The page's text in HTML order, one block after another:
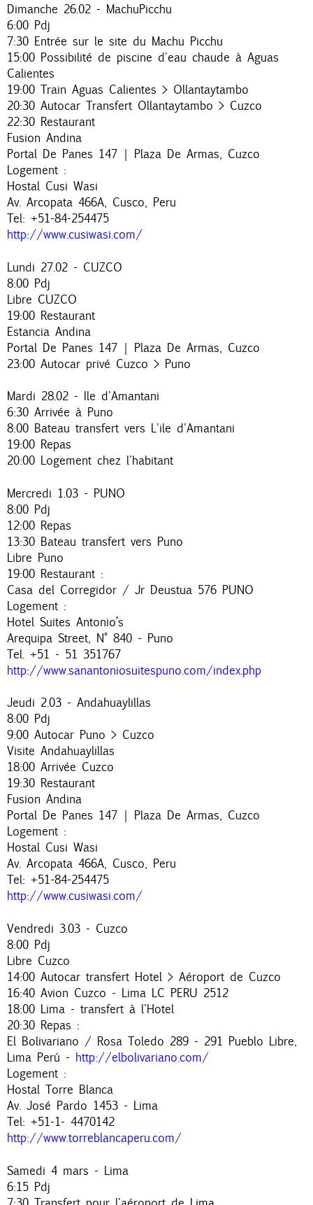
Dimanche 26.02 - MachuPicchu
6:00 Pdj
7:30 Entrée sur le site du Machu Picchu
15:00 Possibilité de piscine d'eau chaude à Aguas
Calientes
19:00 Train Aguas Calientes > Ollantaytambo
20:30 Autocar Transfert Ollantaytambo > Cuzco
22:30 Restaurant
Fusion Andina
Portal De Panes 147 | Plaza De Armas, Cuzco
Logement :
Hostal Cusi Wasi
Av. Arcopata 466A, Cusco, Peru
Tel: +51-84-254475
http://www.cusiwasi.com/
Lundi 27.02 - CUZCO
8:00 Pdj
Libre CUZCO
19:00 Restaurant
Estancia Andina
Portal De Panes 147 | Plaza De Armas, Cuzco
23:00 Autocar privé Cuzco > Puno
Mardi 28.02 - Ile d'Amantani
6:30 Arrivée à Puno
8:00 Bateau transfert vers L'ile d'Amantani
19:00 Repas
20:00 Logement chez l'habitant
Mercredi 1.03 - PUNO
8:00 Pdj
12:00 Repas
13:30 Bateau transfert vers Puno
Libre Puno
19:00 Restaurant :
Casa del Corregidor / Jr Deustua 576 PUNO
Logement :
Hotel Suites Antonio’s
Arequipa Street, N° 840 - Puno
Tel. +51 - 51 351767
http://www.sanantoniosuitespuno.com/index.php
Jeudi 2.03 - Andahuaylillas
8:00 Pdj
9:00 Autocar Puno > Cuzco
Visite Andahuaylillas
18:00 Arrivée Cuzco
19:30 Restaurant
Fusion Andina
Portal De Panes 147 | Plaza De Armas, Cuzco
Logement :
Hostal Cusi Wasi
Av. Arcopata 466A, Cusco, Peru
Tel: +51-84-254475
http://www.cusiwasi.com/
Vendredi 3.03 - Cuzco
8:00 Pdj
Libre Cuzco
14:00 Autocar transfert Hotel > Aéroport de Cuzco
16:40 Avion Cuzco - Lima LC PERU 2512
18:00 Lima - transfert à l'Hotel
20:30 Repas :
El Bolivariano / Rosa Toledo 289 - 291 Pueblo Libre,
Lima Perú - http://elbolivariano.com/
Logement :
Hostal Torre Blanca
Av. José Pardo 1453 - Lima
Tel: +51-1- 4470142
http://www.torreblancaperu.com/
Samedi 4 mars - Lima
6:15 Pdj